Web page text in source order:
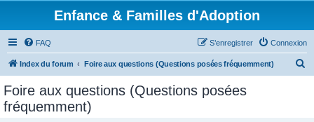
Enfance & Familles d'Adoption
FAQ Connexion
S’enregistrer
Index du forum Foire aux questions (Questions posées fréquemment)
Foire aux questions (Questions posées
fréquemment)